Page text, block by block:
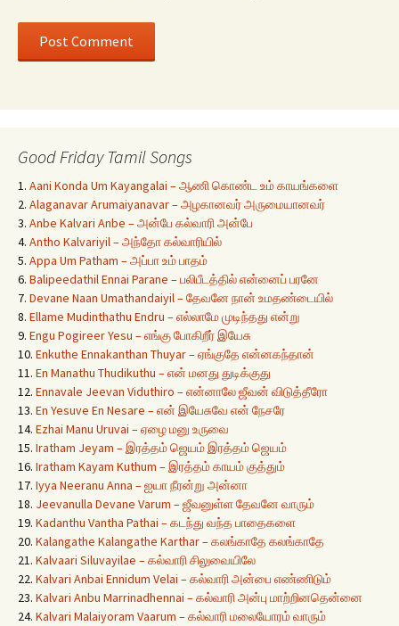
Good Friday Tamil Songs
1. Aani Konda Um Kayangalai – ஆணி கொண்ட உம் காயங்களை
2. Alaganavar Arumaiyanavar – அழகானவர் அருமையானவர்
3. Anbe Kalvari Anbe – அன்பே கல்வாரி அன்பே
4. Antho Kalvariyil – அந்தோ கல்வாரியில்
5. Appa Um Patham – அப்பா உம் பாதம்
6. Balipeedathil Ennai Parane – பலிபீடத்தில் என்னைப் பரனே
7. Devane Naan Umathandaiyil – தேவனே நான் உமதண்டையில்
8. Ellame Mudinthathu Endru – எல்லாமே முடிந்தது என்று
9. Engu Pogireer Yesu – எங்கு போகிறீர் இயேசு
10. Enkuthe Ennakanthan Thuyar – ஏங்குதே என்னகந்தான்
11. En Manathu Thudikuthu – என் மனது துடிக்குது
12. Ennavale Jeevan Viduthiro – என்னாலே ஜீவன் விடுத்தீரோ
13. En Yesuve En Nesare – என் இயேசுவே என் நேசரே
14. Ezhai Manu Uruvai – ஏழை மனு உருவை
15. Iratham Jeyam – இரத்தம் ஜெயம் இரத்தம் ஜெயம்
16. Iratham Kayam Kuthum – இரத்தம் காயம் குத்தும்
17. Iyya Neeranu Anna – ஐயா நீரன்று அன்னா
18. Jeevanulla Devane Varum – ஜீவனுள்ள தேவனே வாரும்
19. Kadanthu Vantha Pathai – கடந்து வந்த பாதைகளை
20. Kalangathe Kalangathe Karthar – கலங்காதே கலங்காதே
21. Kalvaari Siluvayilae – கல்வாரி சிலுவையிலே
22. Kalvari Anbai Ennidum Velai – கல்வாரி அன்பை எண்ணிடும்
23. Kalvari Anbu Marrinadhennai – கல்வாரி அன்பு மாற்றினதென்னை
24. Kalvari Malaiyoram Vaarum – கல்வாரி மலையோரம் வாரும்